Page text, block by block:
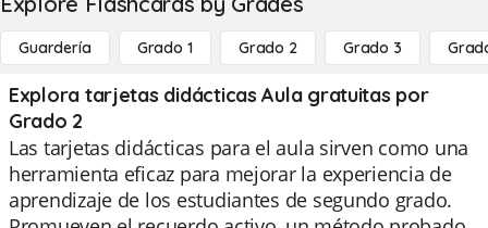
Guardería Grado 1 Grado 2 Grado 3
Explora tarjetas didácticas Aula gratuitas por
Grado 2
Las tarjetas didácticas para el aula sirven como una
herramienta eficaz para mejorar la experiencia de
aprendizaje de los estudiantes de segundo grado.